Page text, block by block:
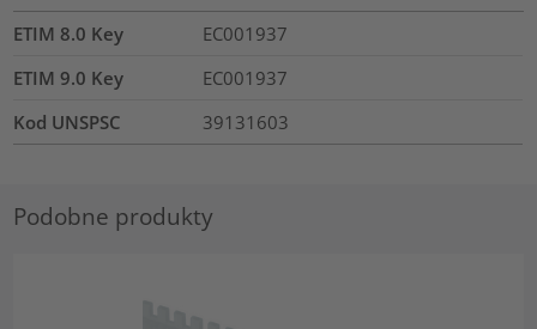
ETIM 8.0 Key
EC001937
ETIM 9.0 Key
EC001937
Kod UNSPSC
39131603
Podobne produkty